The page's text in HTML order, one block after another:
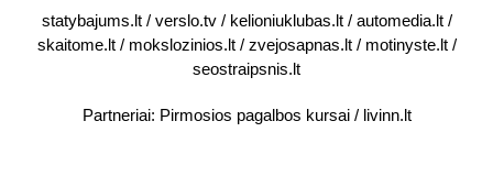
statybajums.lt/ verslo.tv/ kelioniuklubas.lt/ automedia.lt/
skaitome.lt/ mokslozinios.lt/ zvejosapnas.lt/ motinyste.lt/
seostraipsnis.lt
Partneriai: Pirmosios pagalbos kursai/ livinn.lt